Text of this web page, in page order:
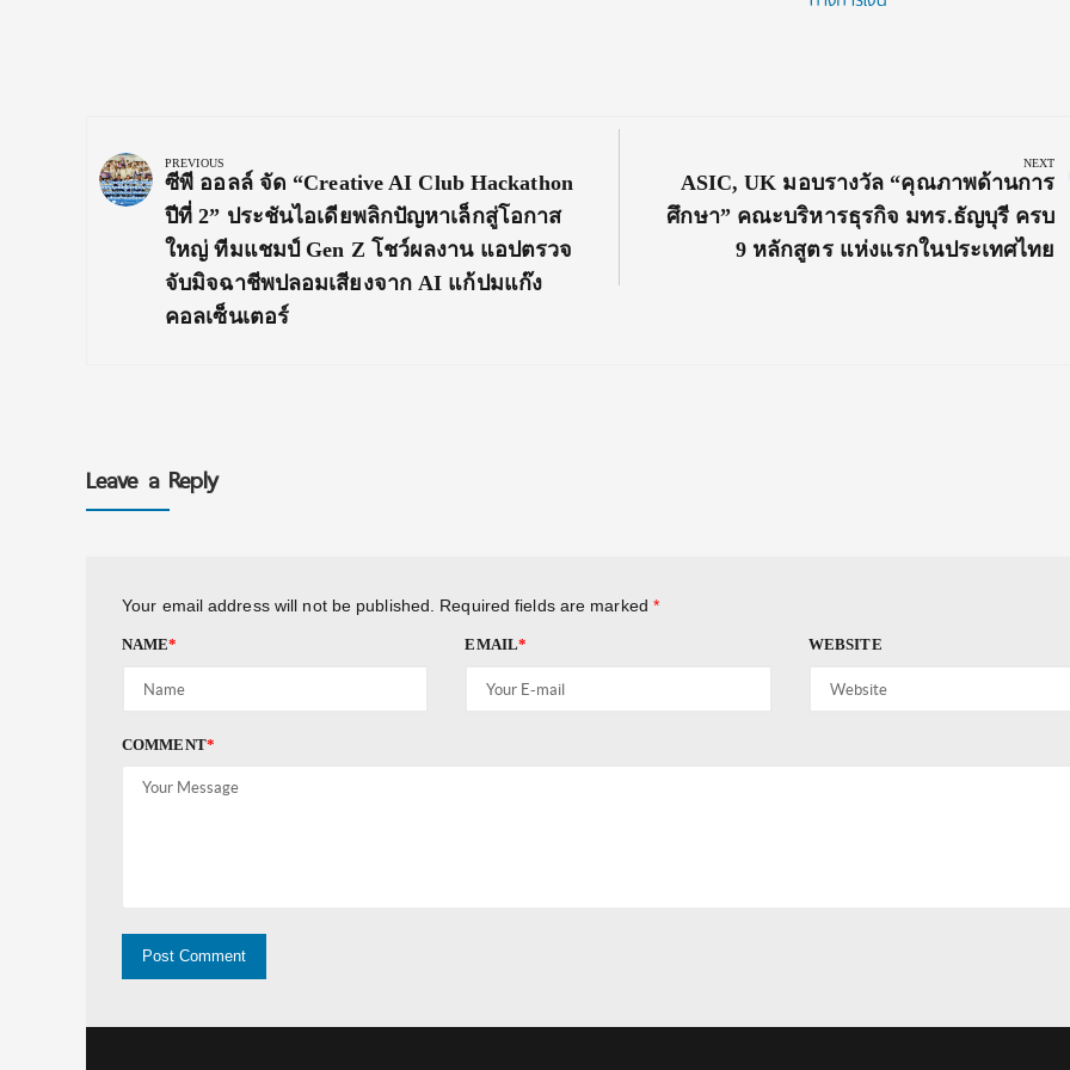
navigation
PREVIOUS
Previous
Post:
ซีพี ออลล์ จัด “Creative AI Club Hackathon
ปีที่ 2” ประชันไอเดียพลิกปัญหาเล็กสู่โอกาส
ใหญ่ ทีมแชมป์ Gen Z โชว์ผลงาน แอปตรวจ
จับมิจฉาชีพปลอมเสียงจาก AI แก้ปมแก๊ง
คอลเซ็นเตอร์
NEXT
Next
Post:
ASIC, UK มอบรางวัล “คุณภาพด้านการ
ศึกษา” คณะบริหารธุรกิจ มทร.ธัญบุรี ครบ
9 หลักสูตร แห่งแรกในประเทศไทย
Leave a Reply
Your email address will not be published. Required fields are marked *
NAME* EMAIL* WEBSITE
COMMENT*